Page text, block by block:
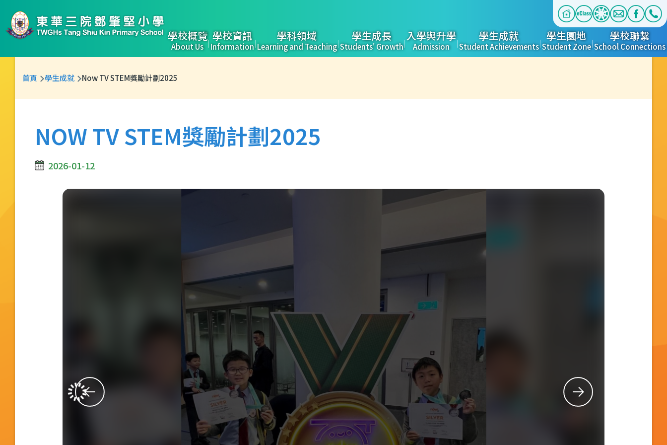
移至主內容
Main
navigation
學校概覽
About Us
學校資訊
Information
學科領域
Learning and Teaching
學生成長
Students' Growth
入學與升學
Admission
學生成就
Student Achievements
學生園地
Student Zone
學校聯繫
School Connections
航
結
首頁 學生成就 Now TV STEM獎勵計劃2025
NOW TV STEM獎勵計劃2025
2026-01-12